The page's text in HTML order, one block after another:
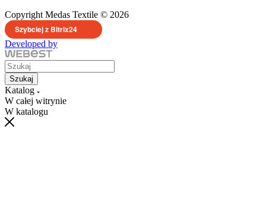
Copyright Medas Textile © 2026
Szybciej z Bitrix24
Developed by
Szukaj
Katalog
W całej witrynie
W katalogu